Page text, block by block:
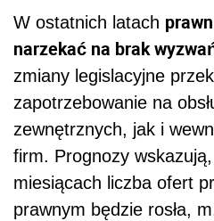
W ostatnich latach
narzekać na brak
zmiany legislacyjne
zapotrzebowanie na
zewnętrznych, jak i
firm. Prognozy
miesiącach liczba ofert
prawnym będzie rosła,